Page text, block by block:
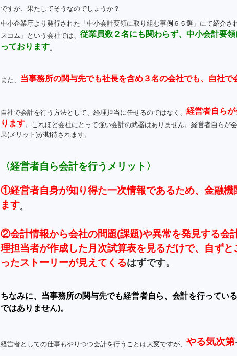
ですが、果たしてそうなのでしょうか？
中小企業庁より発行された「中小会計要領に取り組む事例６５選」にて紹介
スコム」という会社では、 従業員数２名にも関わらず、中小会計要
っております。
また、 当事務所の関与先でも社長を含め３名の会社でも、自社で
自社で会計を行う方法として、経理担当に任せるのではなく、 経営者自ら
ります。これほど会社にとって強い会計の武器はありません。経営者自らが
果(メリット)が期待されます。
〈経営者自ら会計を行うメリット〉
①経営者自身が知り得た一次情報であるため、金融機
ます。
②会計情報から会社の問題(課題)や異常を発見する会
理担当者が作成した月次試算表を見るだけで、自ず
ったストーリーが見えてくるはずです。
ちなみに、当事務所の関与先でも経営者自ら、会計を行ってい
ではありません)。
経営者としての仕事もやりつつ会計を行うことは大変ですが、 やる気次第